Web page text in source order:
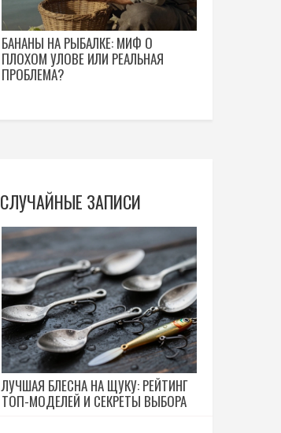
БАНАНЫ НА РЫБАЛКЕ: МИФ О
ПЛОХОМ УЛОВЕ ИЛИ РЕАЛЬНАЯ
ПРОБЛЕМА?
СЛУЧАЙНЫЕ ЗАПИСИ
ЛУЧШАЯ БЛЕСНА НА ЩУКУ: РЕЙТИНГ
ТОП-МОДЕЛЕЙ И СЕКРЕТЫ ВЫБОРА